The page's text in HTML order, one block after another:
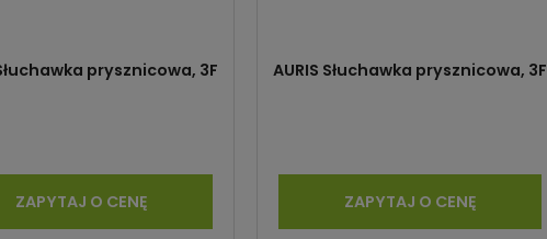
prysznicowa, 3F
ZAPYTAJ O CENĘ
AURIS Słuchawka prysznicowa, 3F
ZAPYTAJ O CENĘ